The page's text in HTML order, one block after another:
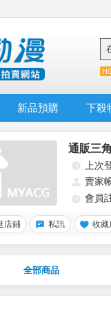
新品預購 下殺
通販三
上次
賣家
會員
店鋪 私訊 收藏
全部商品